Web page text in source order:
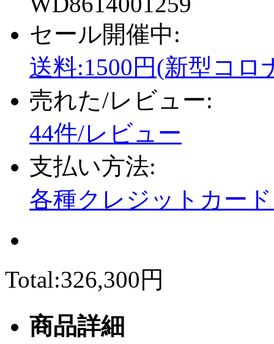
セール開催中:
送料:1500円(新型コロ
売れた/レビュー:
44件/レビュー
支払い方法:
各種クレジットカー
Total:326,300円
商品詳細